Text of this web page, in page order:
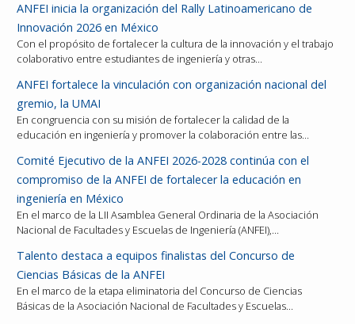
Afiliación
ANFEI inicia la organización del Rally Latinoamericano de
Innovación 2026 en México
Con el propósito de fortalecer la cultura de la innovación y el trabajo
colaborativo entre estudiantes de ingeniería y otras…
ANFEI fortalece la vinculación con organización nacional del
gremio, la UMAI
En congruencia con su misión de fortalecer la calidad de la
educación en ingeniería y promover la colaboración entre las…
Comité Ejecutivo de la ANFEI 2026-2028 continúa con el
compromiso de la ANFEI de fortalecer la educación en
ingeniería en México
En el marco de la LII Asamblea General Ordinaria de la Asociación
Nacional de Facultades y Escuelas de Ingeniería (ANFEI),…
Talento destaca a equipos finalistas del Concurso de
Ciencias Básicas de la ANFEI
En el marco de la etapa eliminatoria del Concurso de Ciencias
Básicas de la Asociación Nacional de Facultades y Escuelas…